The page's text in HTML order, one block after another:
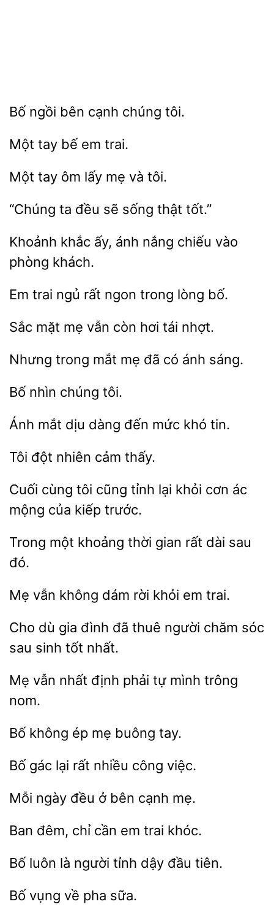
ngồi bên cạnh
bế trai.
ôm lấy mẹ và
ta đều sống tốt.”
Khoảnh khắc ánh nắng chiếu vào
Em ngủ rất ngon lòng
mặt vẫn còn hơi nhợt.
trong mắt mẹ đã ánh
Bố
Ánh dịu dàng mức tin.
Tôi đột
Cuối cùng tôi tỉnh lại khỏi
ác
mộng của
trước.
Trong một khoảng
rất dài
đó.
Mẹ vẫn không dám em
Cho dù gia đình đã thuê
sóc
sau
tốt nhất.
Mẹ vẫn định tự mình trông
không buông tay.
Bố lại rất nhiều
Mỗi đều cạnh mẹ.
đêm, em trai khóc.
Bố luôn tỉnh dậy tiên.
vụng pha